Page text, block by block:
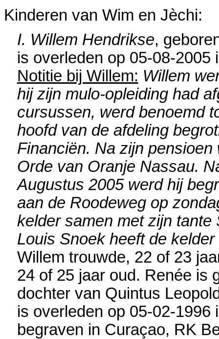
Kinderen van Wim en Jèchi:
I. Willem Hendrikse,
is overleden op 05-08-2005
Notitie bij Willem: Willem
hij zijn mulo-opleiding had
cursussen, werd benoemd
hoofd van de afdeling
Financiën. Na zijn
Orde van Oranje Nassau.
Augustus 2005 werd hij
aan de Roodeweg op
kelder samen met zijn
Louis Snoek heeft de
Willem trouwde, 22 of 23
24 of 25 jaar oud. Renée is
dochter van Quintus
is overleden op 05-02-1996
begraven in Curaçao, RK